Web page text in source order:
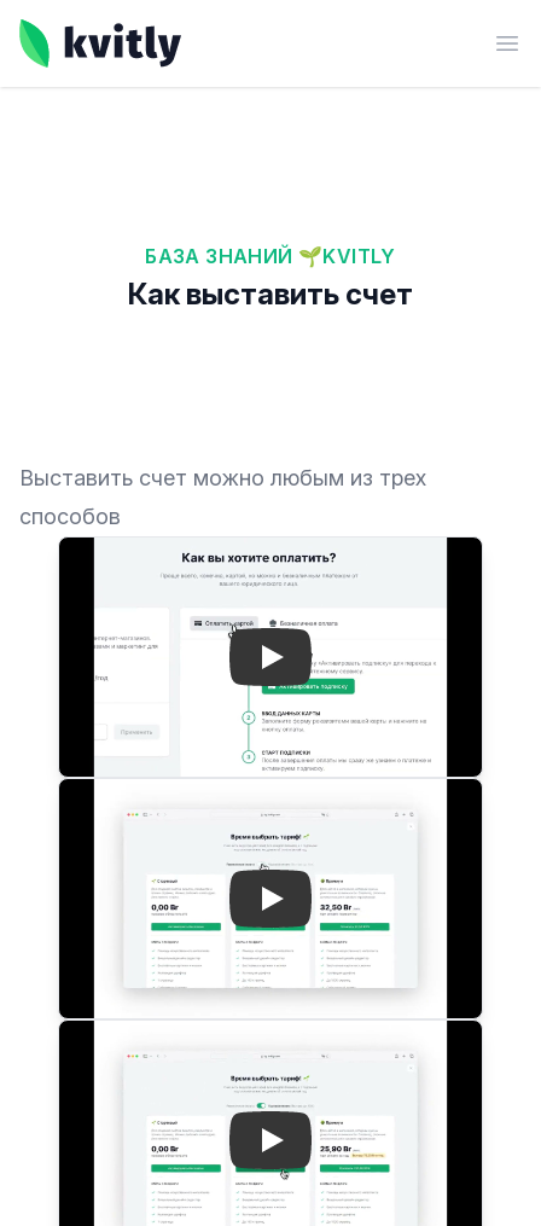
kvitly
БАЗА ЗНАНИЙ 🌱KVITLY
Как выставить счет
Выставить счет можно любым из трех
способов
Play: Keynote (Google I/O
Play: Keynote (Google I/O
Play: Keynote (Google I/O